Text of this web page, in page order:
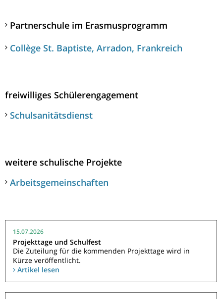
Partnerschule im Erasmusprogramm
Collège St. Baptiste, Arradon, Frankreich
freiwilliges Schülerengagement
Schulsanitätsdienst
weitere schulische Projekte
Arbeitsgemeinschaften
15.07.2026
Projekttage und Schulfest
Die Zuteilung für die kommenden Projekttage wird in
Kürze veröffentlicht.
Artikel lesen